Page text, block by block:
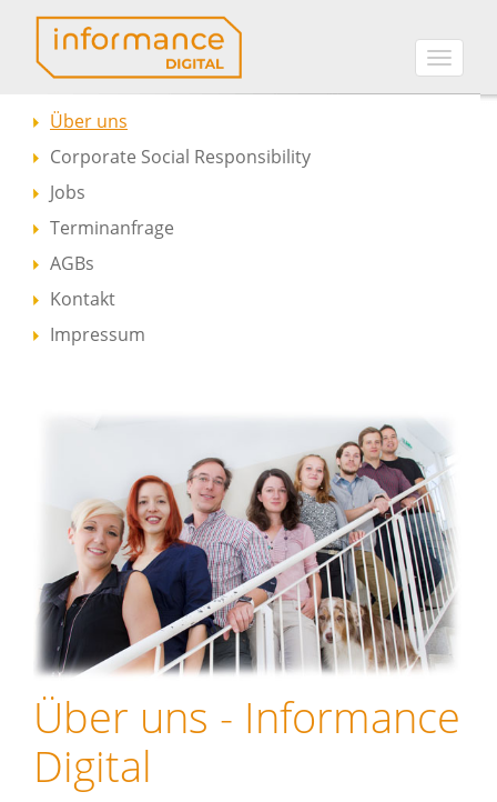
Toggle
Über uns
Corporate Social Responsibility
Jobs
Terminanfrage
AGBs
Kontakt
Impressum
Über uns - Informance
Digital